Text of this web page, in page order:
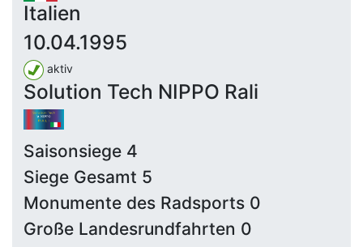
Italien
10.04.1995
aktiv
Solution Tech NIPPO Rali
Saisonsiege 4
Siege Gesamt 5
Monumente des Radsports 0
Große Landesrundfahrten 0